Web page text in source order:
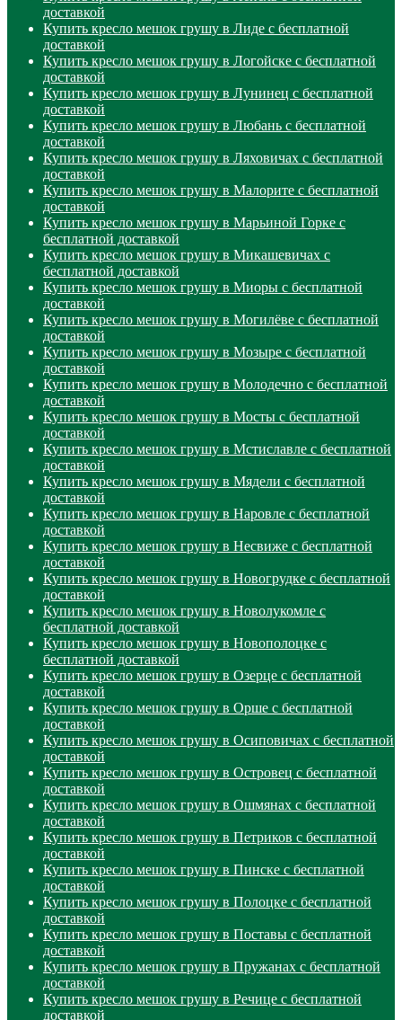
доставкой
Купить кресло мешок грушу в Лиде с бесплатной
доставкой
Купить кресло мешок грушу в Логойске с бесплатной
доставкой
Купить кресло мешок грушу в Лунинец с бесплатной
доставкой
Купить кресло мешок грушу в Любань с бесплатной
доставкой
Купить кресло мешок грушу в Ляховичах с бесплатной
доставкой
Купить кресло мешок грушу в Малорите с бесплатной
доставкой
Купить кресло мешок грушу в Марьиной Горке с
бесплатной доставкой
Купить кресло мешок грушу в Микашевичах с
бесплатной доставкой
Купить кресло мешок грушу в Миоры с бесплатной
доставкой
Купить кресло мешок грушу в Могилёве с бесплатной
доставкой
Купить кресло мешок грушу в Мозыре с бесплатной
доставкой
Купить кресло мешок грушу в Молодечно с бесплатной
доставкой
Купить кресло мешок грушу в Мосты с бесплатной
доставкой
Купить кресло мешок грушу в Мстиславле с бесплатной
доставкой
Купить кресло мешок грушу в Мядели с бесплатной
доставкой
Купить кресло мешок грушу в Наровле с бесплатной
доставкой
Купить кресло мешок грушу в Несвиже с бесплатной
доставкой
Купить кресло мешок грушу в Новогрудке с бесплатной
доставкой
Купить кресло мешок грушу в Новолукомле с
бесплатной доставкой
Купить кресло мешок грушу в Новополоцке с
бесплатной доставкой
Купить кресло мешок грушу в Озерце с бесплатной
доставкой
Купить кресло мешок грушу в Орше с бесплатной
доставкой
Купить кресло мешок грушу в Осиповичах с бесплатной
доставкой
Купить кресло мешок грушу в Островец с бесплатной
доставкой
Купить кресло мешок грушу в Ошмянах с бесплатной
доставкой
Купить кресло мешок грушу в Петриков с бесплатной
доставкой
Купить кресло мешок грушу в Пинске с бесплатной
доставкой
Купить кресло мешок грушу в Полоцке с бесплатной
доставкой
Купить кресло мешок грушу в Поставы с бесплатной
доставкой
Купить кресло мешок грушу в Пружанах с бесплатной
доставкой
Купить кресло мешок грушу в Речице с бесплатной
доставкой